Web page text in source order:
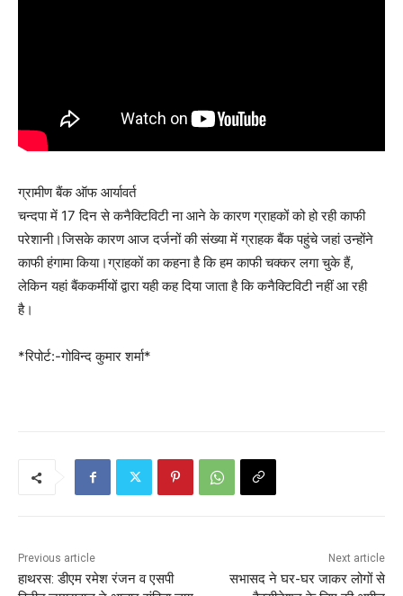
ग्रामीण बैंक ऑफ आर्यावर्त
चन्दपा में 17 दिन से कनैक्टिविटी ना आने के कारण ग्राहकों को हो रही काफी
परेशानी।जिसके कारण आज दर्जनों की संख्या में ग्राहक बैंक पहुंचे जहां उन्होंने
काफी हंगामा किया।ग्राहकों का कहना है कि हम काफी चक्कर लगा चुके हैं,
लेकिन यहां बैंककर्मीयों द्वारा यही कह दिया जाता है कि कनैक्टिविटी नहीं आ रही
है।
*रिपोर्ट:-गोविन्द कुमार शर्मा*
Previous article
हाथरस: डीएम रमेश रंजन व एसपी
Next article
सभासद ने घर-घर जाकर लोगों से